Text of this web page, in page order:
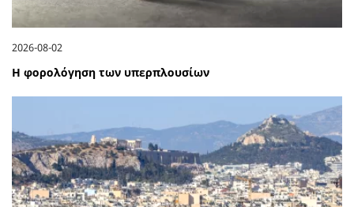
2026-08-02
Η φορολόγηση των υπερπλουσίων